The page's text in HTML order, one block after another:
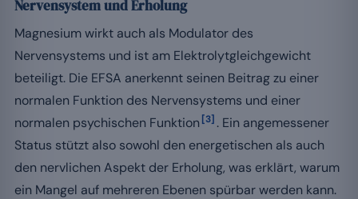
Nervensystem und Erholung
Magnesium wirkt auch als Modulator des
Nervensystems und ist am Elektrolytgleichgewicht
beteiligt. Die EFSA anerkennt seinen Beitrag zu einer
normalen Funktion des Nervensystems und einer
normalen psychischen Funktion [3] . Ein angemessener
Status stützt also sowohl den energetischen als auch
den nervlichen Aspekt der Erholung, was erklärt, warum
ein Mangel auf mehreren Ebenen spürbar werden kann.